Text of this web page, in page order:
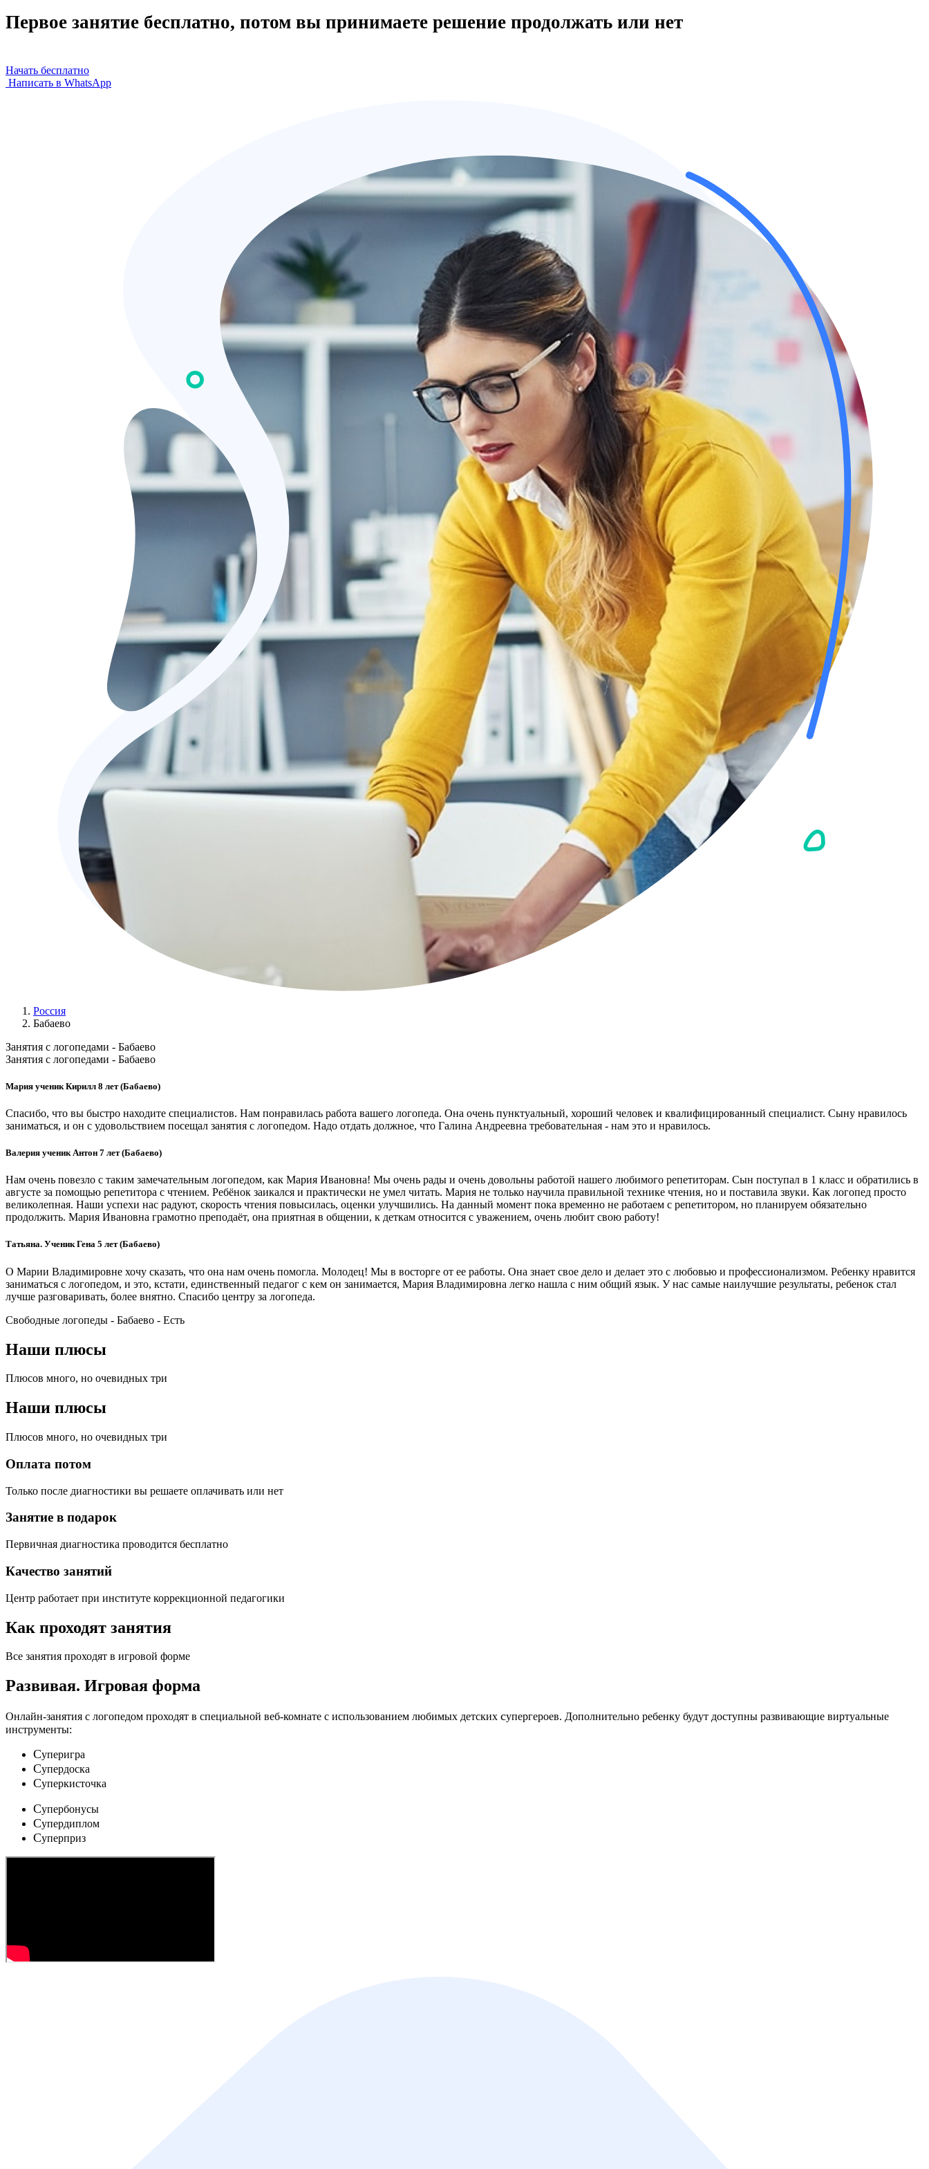
Первое занятие бесплатно, потом вы принимаете решение продолжать или нет
Начать бесплатно
Написать в WhatsApp
Россия
Бабаево
Занятия с логопедами - Бабаево
Занятия с логопедами - Бабаево
Мария ученик Кирилл 8 лет (Бабаево)
Спасибо, что вы быстро находите специалистов. Нам понравилась работа вашего логопеда. Она очень пунктуальный, хороший человек и квалифицированный специалист. Сыну нравилось
заниматься, и он с удовольствием посещал занятия с логопедом. Надо отдать должное, что Галина Андреевна требовательная - нам это и нравилось.
Валерия ученик Антон 7 лет (Бабаево)
Нам очень повезло с таким замечательным логопедом, как Мария Ивановна! Мы очень рады и очень довольны работой нашего любимого репетиторам. Сын поступал в 1 класс и обратились в
августе за помощью репетитора с чтением. Ребёнок заикался и практически не умел читать. Мария не только научила правильной технике чтения, но и поставила звуки. Как логопед просто
великолепная. Наши успехи нас радуют, скорость чтения повысилась, оценки улучшились. На данный момент пока временно не работаем с репетитором, но планируем обязательно
продолжить. Мария Ивановна грамотно преподаёт, она приятная в общении, к деткам относится с уважением, очень любит свою работу!
Татьяна. Ученик Гена 5 лет (Бабаево)
О Марии Владимировне хочу сказать, что она нам очень помогла. Молодец! Мы в восторге от ее работы. Она знает свое дело и делает это с любовью и профессионализмом. Ребенку нравится
заниматься с логопедом, и это, кстати, единственный педагог с кем он занимается, Мария Владимировна легко нашла с ним общий язык. У нас самые наилучшие результаты, ребенок стал
лучше разговаривать, более внятно. Спасибо центру за логопеда.
Свободные логопеды - Бабаево - Есть
Наши плюсы
Плюсов много, но очевидных три
Наши плюсы
Плюсов много, но очевидных три
Оплата потом
Только после диагностики вы решаете оплачивать или нет
Занятие в подарок
Первичная диагностика проводится бесплатно
Качество занятий
Центр работает при институте коррекционной педагогики
Как проходят занятия
Все занятия проходят в игровой форме
Развивая. Игровая форма
Онлайн-занятия с логопедом проходят в специальной веб-комнате с использованием любимых детских cупергероев. Дополнительно ребенку будут доступны развивающие виртуальные
инструменты:
Cуперигра
Cупердоска
Cуперкисточка
Cупербонусы
Cупердиплом
Cуперприз